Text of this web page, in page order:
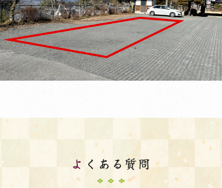
よ くある質問